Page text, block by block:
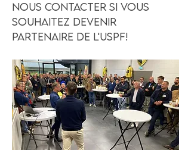
nous contacter si vous
souhaitez devenir
partenaire de l'USPF!